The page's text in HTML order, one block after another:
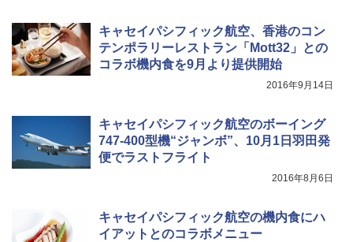
キャセイパシフィック航空、香港のコン
テンポラリーレストラン「Mott32」との
コラボ機内食を9月より提供開始
2016年9月14日
キャセイパシフィック航空のボーイング
747-400型機“ジャンボ”、10月1日羽田発
便でラストフライト
2016年8月6日
キャセイパシフィック航空の機内食にハ
イアットとのコラボメニュー